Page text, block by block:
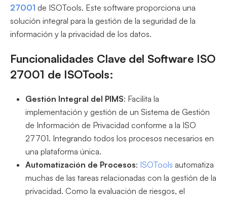
27001 de ISOTools. Este software proporciona una
solución integral para la gestión de la seguridad de la
información y la privacidad de los datos.
Funcionalidades Clave del Software ISO
27001 de ISOTools:
Gestión Integral del PIMS: Facilita la
implementación y gestión de un Sistema de Gestión
de Información de Privacidad conforme a la ISO
27701. Integrando todos los procesos necesarios en
una plataforma única.
Automatización de Procesos: ISOTools automatiza
muchas de las tareas relacionadas con la gestión de la
privacidad. Como la evaluación de riesgos, el